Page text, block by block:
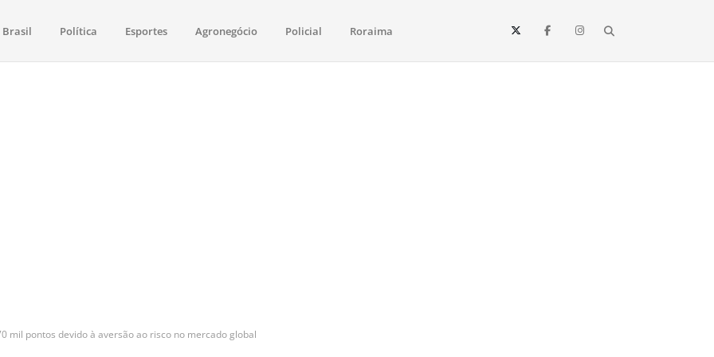
saúde, esportes, economia e os principais acontecimentos de Boa Vista e todo o estado de Roraima. Fique sempre informado
Brasil Política Esportes Agronegócio Policial Roraima
mil pontos devido à aversão ao risco no mercado global